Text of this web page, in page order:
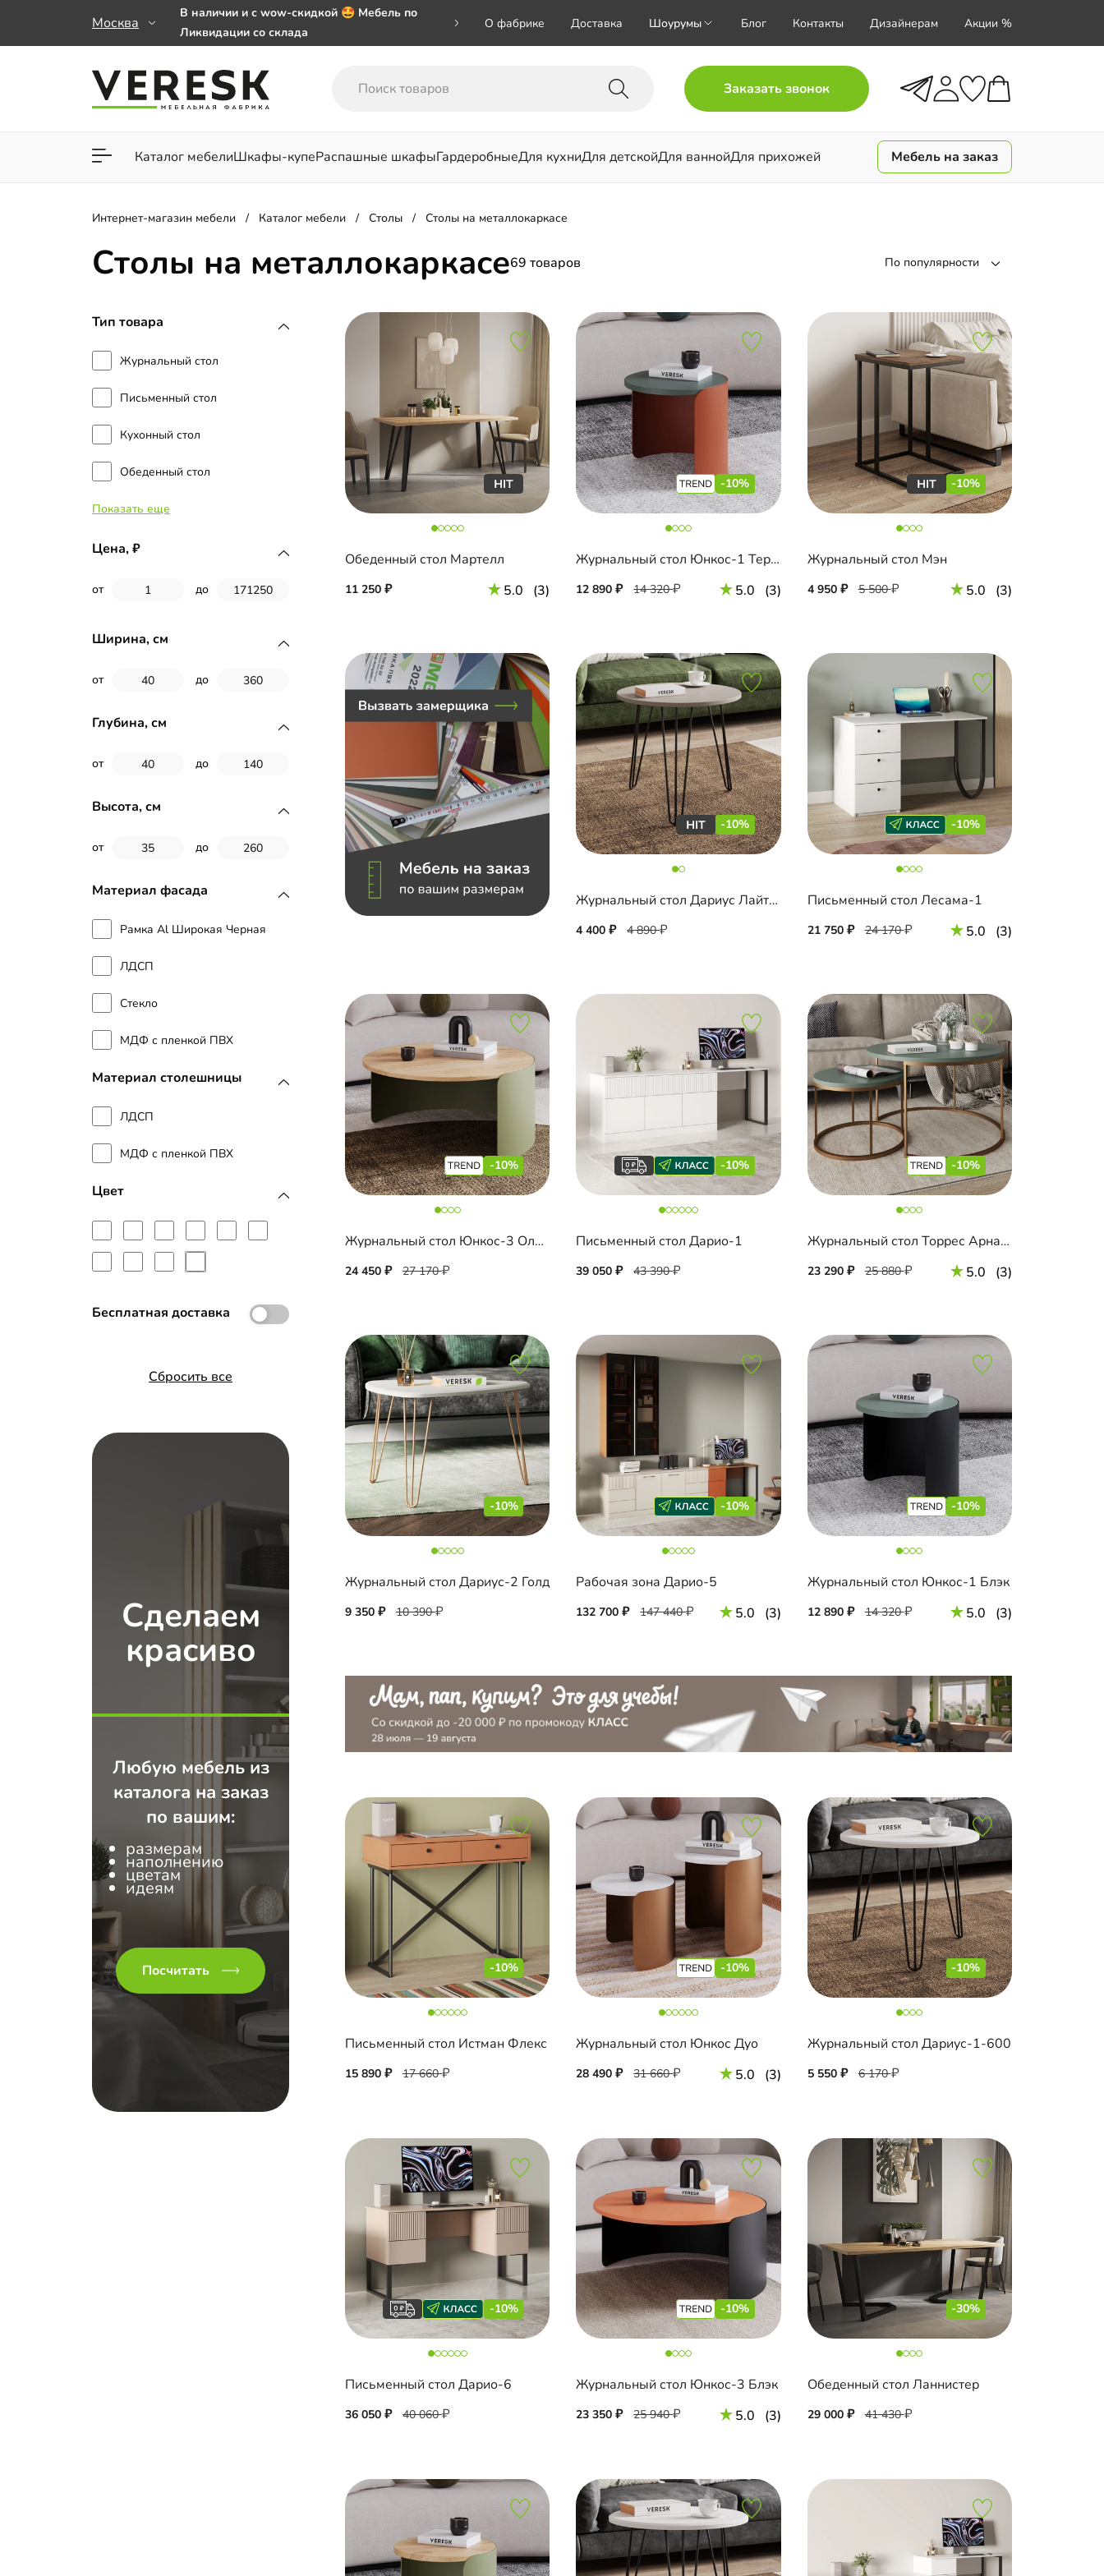
Москва
В наличии и с wow-скидкой 🤩 Мебель по
Ликвидации со склада
заказе от 50 000 ₽
Важно! Наш Whatsapp переехал на номер
О фабрике Доставка Шоурумы Блог Контакты Дизайнерам Акции %
Заказать звонок
Каталог мебелиШкафы-купеРаспашные шкафыГардеробныеДля кухниДля детскойДля ваннойДля прихожей
Для гостиной Для спальни
Мебель на заказ
Интернет-магазин мебели Каталог мебели Столы Столы на металлокаркасе
Столы на металлокаркасе69 товаров По популярности
Тип товара
Журнальный стол
Письменный стол
Кухонный стол
Обеденный стол
Рабочая зона
Показать еще
Цена,
от до
Ширина, см
от до
Глубина, см
от до
Высота, см
от до
Материал фасада
Рамка Al Широкая Черная
ЛДСП
Стекло
МДФ с пленкой ПВХ
Материал столешницы
ЛДСП
МДФ с пленкой ПВХ
Цвет
Бесплатная доставка
Сбросить все
Сделаем
красиво
Любую мебель из
каталога на заказ
по вашим:
размерам
наполнению
цветам
идеям
Посчитать
Обеденный стол Мартелл
11 250 5.0 (3)
-10%
Журнальный стол Юнкос-1 Терракота
12 890 14 320 5.0 (3)
-10%
Журнальный стол Мэн
4 950 5 500 5.0 (3)
-10%
Журнальный стол Дариус Лайт-500
4 400 4 890
-10%
Письменный стол Лесама-1
21 750 24 170 5.0 (3)
-10%
Журнальный стол Юнкос-3 Олива
24 450 27 170
-10%
Письменный стол Дарио-1
39 050 43 390
-10%
Журнальный стол Торрес Арнави
23 290 25 880 5.0 (3)
-10%
Журнальный стол Дариус-2 Голд
9 350 10 390
-10%
Рабочая зона Дарио-5
132 700 147 440 5.0 (3)
-10%
Журнальный стол Юнкос-1 Блэк
12 890 14 320 5.0 (3)
-10%
Письменный стол Истман Флекс
15 890 17 660
-10%
Журнальный стол Юнкос Дуо
28 490 31 660 5.0 (3)
-10%
Журнальный стол Дариус-1-600
5 550 6 170
-10%
Письменный стол Дарио-6
36 050 40 060
-10%
Журнальный стол Юнкос-3 Блэк
23 350 25 940 5.0 (3)
-30%
Обеденный стол Ланнистер
29 000 41 430